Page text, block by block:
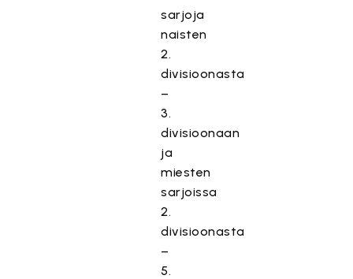
sarjoja
naisten
2.
divisioonasta
–
3.
divisioonaan
ja
miesten
sarjoissa
2.
divisioonasta
–
5.